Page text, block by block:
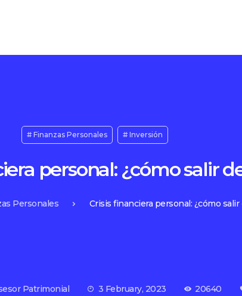
Finanzas Personales Inversión
personal: ¿cómo salir
Personales Crisis financiera personal: ¿cómo salir
Patrimonial 3 February, 2023 20640